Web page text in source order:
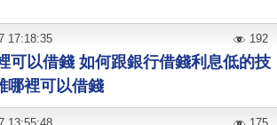
可以借錢 如何跟銀行借錢利息低的技
哪裡可以借錢
17:18:35 192